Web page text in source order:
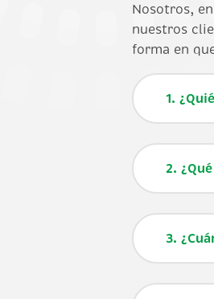
Nosotros,
nuestros
forma en
1.
2.
3.